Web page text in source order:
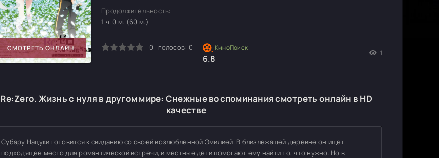
СМОТРЕТЬ ОНЛАЙН
Продолжительность:
1 ч. 0 м. (60 м.)
1 2 3 4 5 0 голосов: 0
6.8
1
Re:Zero. Жизнь с нуля в другом мире: Снежные воспоминания смотреть онлайн в HD
качестве
Субару Нацуки готовится к свиданию со своей возлюбленной Эмилией. В близлежащей деревне он ищет
подходящее место для романтической встречи, и местные дети помогают ему найти то, что нужно. Но в